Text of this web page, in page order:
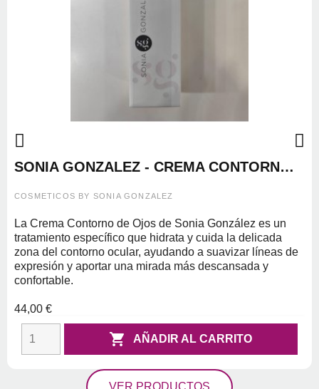
SONIA GONZALEZ - CREMA CONTORNO
COSMETICOS BY SONIA GONZALEZ
La Crema Contorno de Ojos de Sonia González es un
tratamiento específico que hidrata y cuida la delicada
zona del contorno ocular, ayudando a suavizar líneas de
expresión y aportar una mirada más descansada y
confortable.
44,00 €
 AÑADIR AL CARRITO
VER PRODUCTOS